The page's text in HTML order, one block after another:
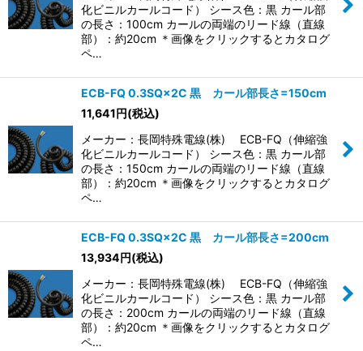
化ビニルカールコード） シース色：黒 カール部
の長さ：100cm カールの両端のリード線（直線
部）：約20cm ＊画像をクリックするとカタログ
ペ…
ECB-FQ 0.3SQ×2C 黒 カール部長さ=150cm
11,641円(税込)
メーカー：長岡特殊電線(株) ECB-FQ（伸縮強
化ビニルカールコード） シース色：黒 カール部
の長さ：150cm カールの両端のリード線（直線
部）：約20cm ＊画像をクリックするとカタログ
ペ…
ECB-FQ 0.3SQ×2C 黒 カール部長さ=200cm
13,934円(税込)
メーカー：長岡特殊電線(株) ECB-FQ（伸縮強
化ビニルカールコード） シース色：黒 カール部
の長さ：200cm カールの両端のリード線（直線
部）：約20cm ＊画像をクリックするとカタログ
ペ…